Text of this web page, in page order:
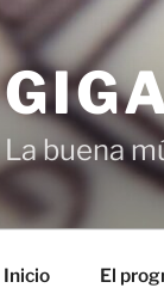
La buena
Inicio El